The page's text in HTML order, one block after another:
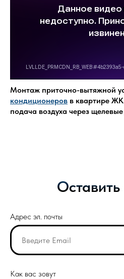
Монтаж приточно-вытяжной
кондиционеров в квартире
подача воздуха через
Оставить
Адрес эл. почты
Как вас зовут